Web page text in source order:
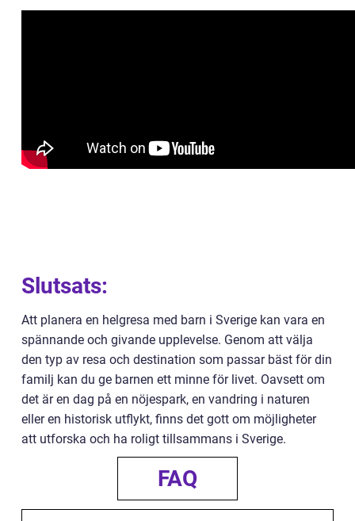
Slutsats:
Att planera en helgresa med barn i Sverige kan vara en
spännande och givande upplevelse. Genom att välja
den typ av resa och destination som passar bäst för din
familj kan du ge barnen ett minne för livet. Oavsett om
det är en dag på en nöjespark, en vandring i naturen
eller en historisk utflykt, finns det gott om möjligheter
att utforska och ha roligt tillsammans i Sverige.
FAQ